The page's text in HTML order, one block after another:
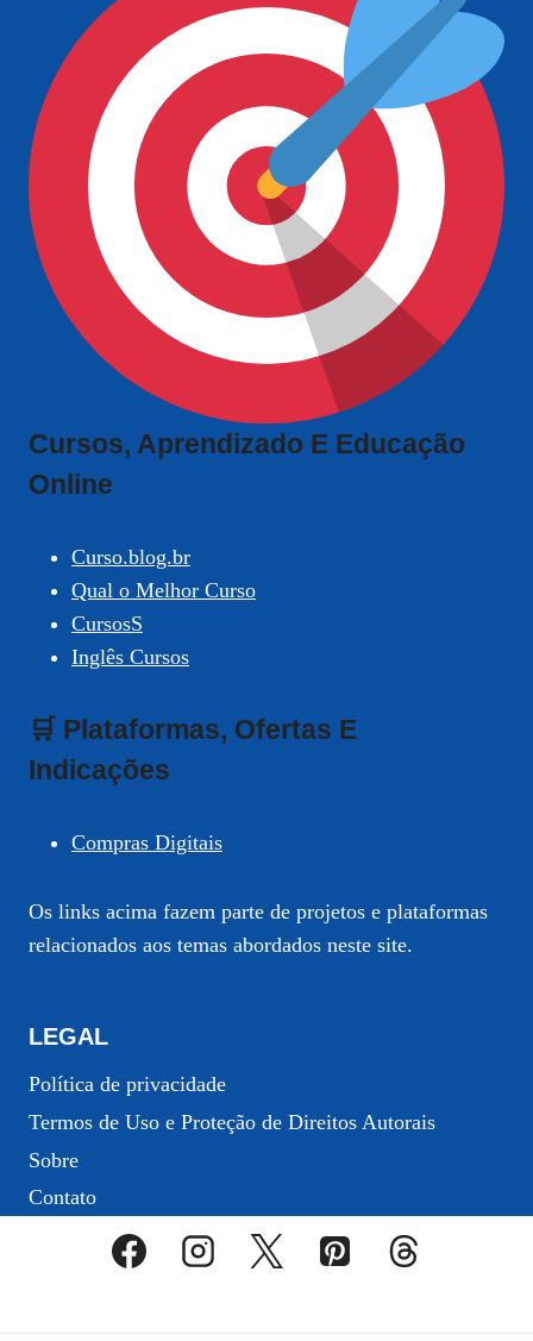
Cursos, Aprendizado E Educação
Online
Curso.blog.br
Qual o Melhor Curso
CursosS
Inglês Cursos
🛒 Plataformas, Ofertas E
Indicações
Compras Digitais
Os links acima fazem parte de projetos e plataformas
relacionados aos temas abordados neste site.
LEGAL
Política de privacidade
Termos de Uso e Proteção de Direitos Autorais
Sobre
Contato